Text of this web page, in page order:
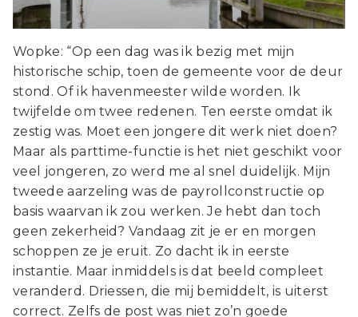
Wopke: “Op een dag was ik bezig met mijn
historische schip, toen de gemeente voor de deur
stond. Of ik havenmeester wilde worden. Ik
twijfelde om twee redenen. Ten eerste omdat ik
zestig was. Moet een jongere dit werk niet doen?
Maar als parttime-functie is het niet geschikt voor
veel jongeren, zo werd me al snel duidelijk. Mijn
tweede aarzeling was de payrollconstructie op
basis waarvan ik zou werken. Je hebt dan toch
geen zekerheid? Vandaag zit je er en morgen
schoppen ze je eruit. Zo dacht ik in eerste
instantie. Maar inmiddels is dat beeld compleet
veranderd. Driessen, die mij bemiddelt, is uiterst
correct. Zelfs de post was niet zo’n goede